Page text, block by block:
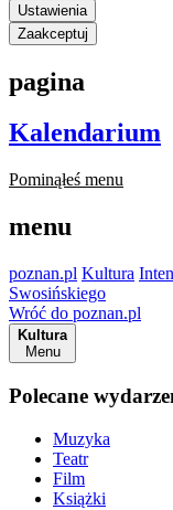
Ustawienia
Zaakceptuj
pagina
Kalendarium
Pominąłeś menu
menu
poznan.pl Kultura
Swosińskiego
Wróć do poznan.pl
Kultura
Menu
Polecane
Muzyka
Teatr
Film
Książki